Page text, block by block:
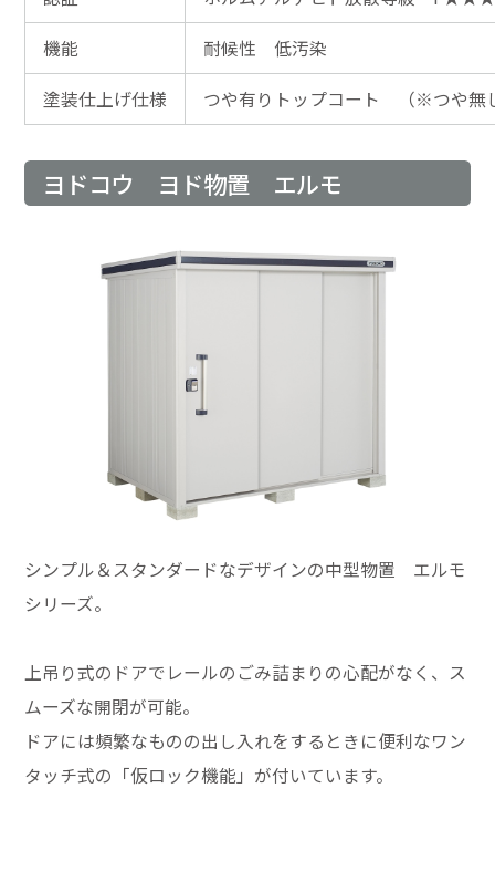
機能
耐候性 低汚染
塗装仕上げ仕様
つや有りトップコート （※つや無
ヨドコウ ヨド物置 エルモ
シンプル＆スタンダードなデザインの中型物置 エルモ
シリーズ。
上吊り式のドアでレールのごみ詰まりの心配がなく、ス
ムーズな開閉が可能。
ドアには頻繁なものの出し入れをするときに便利なワン
タッチ式の「仮ロック機能」が付いています。